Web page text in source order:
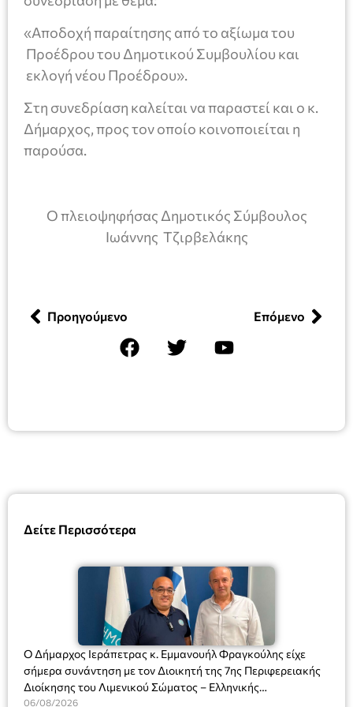
Δείτε Περισσότερα
Ο Δήμαρχος Ιεράπετρας κ. Εμμανουήλ Φραγκούλης είχε
σήμερα συνάντηση με τον Διοικητή της 7ης Περιφερειακής
Διοίκησης του Λιμενικού Σώματος – Ελληνικής
Ακτοφυλακής (Λ.Σ.-ΕΛ.ΑΚΤ.), Αρχιπλοίαρχο Λ.Σ. κ. Ιωάννη
06/08/2026
«Αποδοχή παραίτησης από το αξίωμα του
Προέδρου του Δημοτικού Συμβουλίου και
εκλογή νέου Προέδρου».
Στη συνεδρίαση καλείται να παραστεί και ο κ.
Δήμαρχος, προς τον οποίο κοινοποιείται η
παρούσα.
Ο πλειοψηφήσας Δημοτικός Σύμβουλος
Ιωάννης Τζιρβελάκης
Προηγούμενο Επόμενο